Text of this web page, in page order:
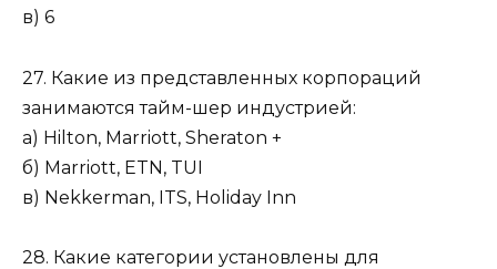
в) 6
27. Какие из представленных корпораций
занимаются тайм-шер индустрией:
а) Hilton, Marriott, Sheraton +
б) Marriott, ETN, TUI
в) Nekkerman, ITS, Holiday Inn
28. Какие категории установлены для